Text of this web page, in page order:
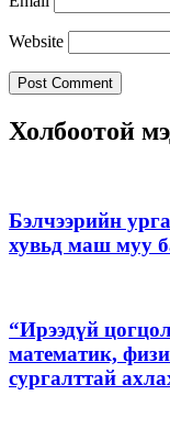
Website
Холбоотой
Бэлчээрийн
хувьд маш муу
“Ирээдүй
математик,
сургалттай